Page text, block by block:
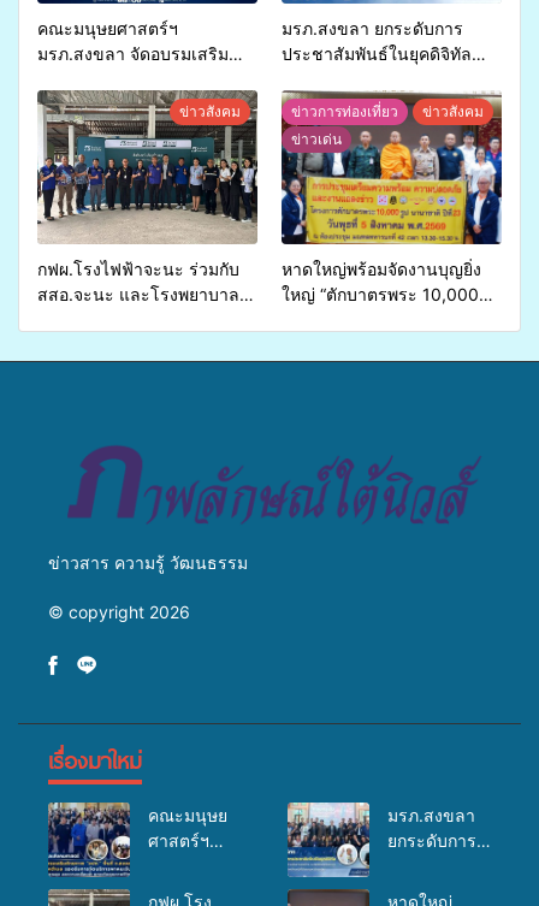
คณะมนุษยศาสตร์ฯ
มรภ.สงขลา จัดอบรมเสริม
จ่ายงบกองทุนสุขภาพตำบล
รองรับการจัดบริการพาหนะรับ
ส่งผู้ทุพพลภาพเพื่อเข้ารับ
บริการสาธารณสุข ลดความ
เหลื่อมล้ำ ยกระดับคุณภาพ
ชีวิตประชาชนอย่างยั่งยืน
มรภ.สงขลา ยกระดับการ
ประชาสัมพันธ์ในยุคดิจิทัล
ข่ายสื่อสารองค์กร ระดมสมอง
วางแนวทางการทำงาน ปูทาง
สู่การสร้างภาพลักษณ์ที่ดีของ
มหาวิทยาลัย
ข่าวสังคม
กฟผ.โรงไฟฟ้าจะนะ ร่วมกับ
สสอ.จะนะ และโรงพยาบาล
ข่าวการท่องเที่ยว
ข่าวสังคม
ข่าวเด่น
หาดใหญ่พร้อมจัดงานบุญยิ่ง
ใหญ่ “ตักบาตรพระ 10,000
ข่าวสาร ความรู้ วัฒนธรรม
© copyright 2026
เรื่องมาใหม่
คณะมนุษย
ศาสตร์ฯ
จัดอบรมเสริม
มรภ.สงขลา
ยกระดับการ
ในยุคดิจิทัล
กฟผ.โรง หาดใหญ่